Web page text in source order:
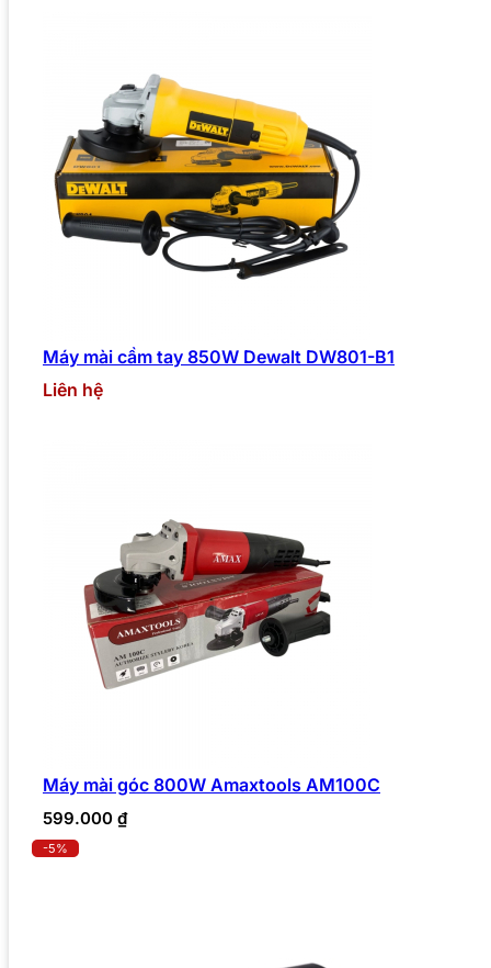
Máy mài cầm tay 850W Dewalt DW801-B1
Liên hệ
Máy mài góc 800W Amaxtools AM100C
599.000 ₫
-5%